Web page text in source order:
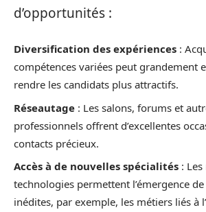
d’opportunités :
Diversification des expériences :
compétences variées peut grandement
rendre les candidats plus attractifs.
Réseautage : Les salons, forums et
professionnels offrent d’excellentes
contacts précieux.
Accès à de nouvelles spécialités :
technologies permettent l’émergence
inédites, par exemple, les métiers liés à